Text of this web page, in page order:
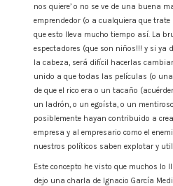
nos quiere’ o no se ve de una buena
emprendedor (o a cualquiera que
que esto lleva mucho tiempo así. La
espectadores (que son niños!!! y si ya
la cabeza, será difícil hacerlas
unido a que todas las películas (o
de que el rico era o un tacaño
un ladrón, o un egoísta, o un
posiblemente hayan contribuido a
empresa y al empresario como el
nuestros políticos saben explotar y
Este concepto he visto que muchos lo
dejo una charla de Ignacio García